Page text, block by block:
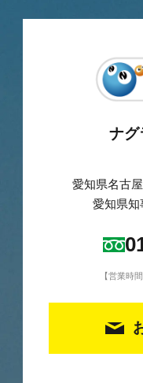
ナグ
愛知県名古
愛知県知
【営業時